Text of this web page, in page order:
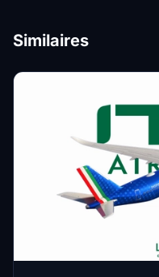
Similaires